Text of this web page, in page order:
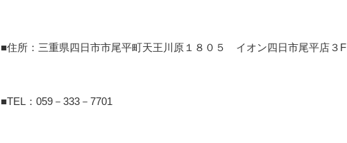
■住所：三重県四日市市尾平町天王川原１８０５ イオン四日市尾平店３F
■TEL：059－333－7701